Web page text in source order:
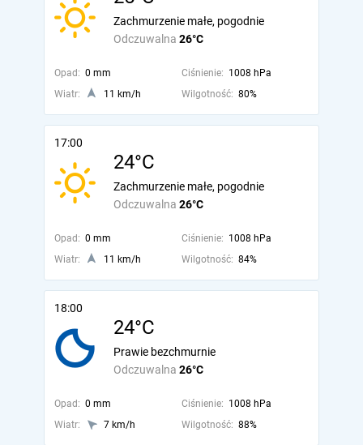
Odczuwalna 26°C
Zachmurzenie małe, pogodnie
Opad: 0 mm Ciśnienie: 1008 hPa
Wiatr:
11 km/h Wilgotność: 80%
17:00
24°C
Odczuwalna 26°C
Zachmurzenie małe, pogodnie
Opad: 0 mm Ciśnienie: 1008 hPa
Wiatr:
11 km/h Wilgotność: 84%
18:00
24°C
Odczuwalna 26°C
Prawie bezchmurnie
Opad: 0 mm Ciśnienie: 1008 hPa
Wiatr:
7 km/h Wilgotność: 88%